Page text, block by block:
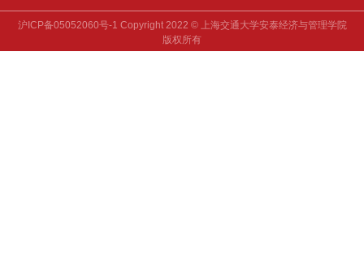
沪ICP备05052060号-1 Copyright 2022 © 上海交通大学安泰经济与管理学院
版权所有